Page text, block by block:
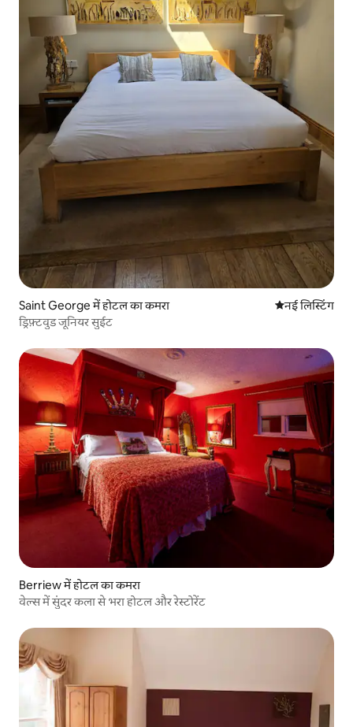
Saint George में होटल का कमरा ठहरने की नई
नई लिस्टिंग
ड्रिफ़्टवुड जूनियर सुईट
Berriew में होटल का कमरा
वेल्स में सुंदर कला से भरा होटल और रेस्टोरेंट